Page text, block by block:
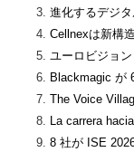
進化するデジ
Cellnexは新構
ユーロビジョ
Blackmagic が
The Voice
La carrera
8 社が ISE